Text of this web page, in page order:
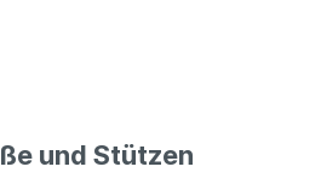
und Stützen